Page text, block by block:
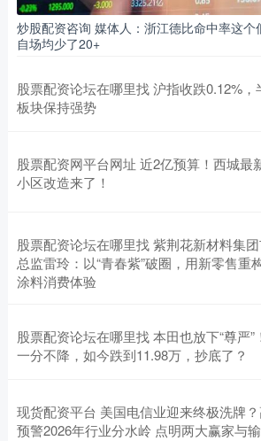
炒股配资咨询 媒体人：浙江德比命中率这个
自场均少了20+
股票配资论坛在哪里找 沪指收跌0.12%，
板块保持强势
股票配资网平台网址 近2亿预算！西城最
小区改造来了！
股票配资论坛在哪里找 紫荆花新材料集
总监雷玲：以“青春紫”破圈，用新零售重
涂料消费体验
股票配资论坛在哪里找 本田也放下“尊严”
一分不降，如今跌到11.98万，抄底了？
现货配资平台 美国电信业迎来终极洗牌
预警2026年行业分水岭 点明两大赢家与